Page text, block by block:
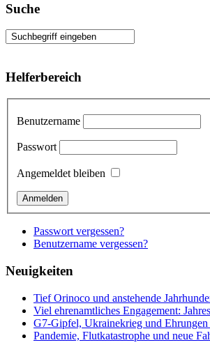
Suche
Helferbereich
Benutzername
Passwort
Angemeldet bleiben
Passwort vergessen?
Benutzername vergessen?
Neuigkeiten
Tief Orinoco und anstehende
Viel ehrenamtliches Engagement:
G7-Gipfel, Ukrainekrieg und
Pandemie, Flutkatastrophe und neue